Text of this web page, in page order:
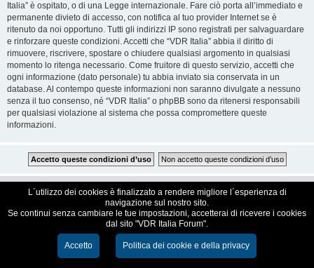
Italia” è ospitato, o di una Legge internazionale. Fare ciò porta all’immediato e
permanente divieto di accesso, con notifica al tuo provider Internet se è
ritenuto da noi opportuno. Tutti gli indirizzi IP sono registrati per salvaguardare
e rinforzare queste condizioni. Accetti che “VDR Italia” abbia il diritto di
rimuovere, riscrivere, spostare o chiudere qualsiasi argomento in qualsiasi
momento lo ritenga necessario. Come fruitore di questo servizio, accetti che
ogni informazione (dato personale) tu abbia inviato sia conservata in un
database. Al contempo queste informazioni non saranno divulgate a nessuno
senza il tuo consenso, né “VDR Italia” o phpBB sono da ritenersi responsabili
per qualsiasi violazione al sistema che possa compromettere queste
informazioni.
VDR Italia, comunità italiana utilizzatori VDR
Creato daphpBB® Forum Software © phpBB Limited
Traduzione ItalianaphpBB-Italia.it
L´utilizzo dei cookies è finalizzato a rendere migliore l´esperienza di
navigazione sul nostro sito.
Se continui senza cambiare le tue impostazioni, accetterai di ricevere i cookies
dal sito "VDR Italia Forum".
Accetto Politica dei cookie e della privacy